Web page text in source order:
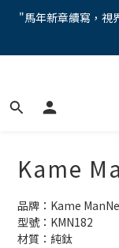
"馬年新章續寫，視
"馬年新章續寫，視
全新上市【全視線
Kame
品牌：Kame
型號：KMN182
材質：純鈦